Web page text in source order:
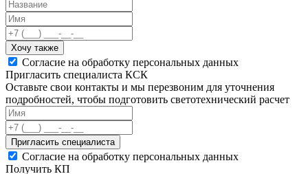
Хочу также
Согласие на обработку персональных данных
Пригласить специалиста КСК
Оставьте свои контакты и мы перезвоним для уточнения
подробностей, чтобы подготовить светотехнический расчет
Пригласить специалиста
Согласие на обработку персональных данных
Получить КП